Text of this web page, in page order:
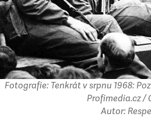
Fotografie: Tenkrát v srpnu 1968:
Profimedia.cz /
Autor: